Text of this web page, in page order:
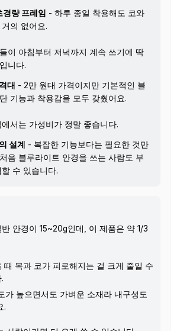
량 프레임 - 하루 종일 착용해도 코와
의 없어요.
이 아침부터 저녁까지 계속 쓰기에 딱
니다.
대 - 2만 원대 가격이지만 기본적인 블
기능과 착용감을 모두 갖췄어요.
서는 가성비가 정말 좋습니다.
설계 - 복잡한 기능보다는 필요한 것만
음 블루라이트 안경을 쓰는 사람도 부
수 있습니다.
반 안경이 15~20g인데, 이 제품은 약 1/3
때 목과 코가 피로해지는 걸 크게 줄일 수
가 높으면서도 가벼운 소재라 내구성도
.